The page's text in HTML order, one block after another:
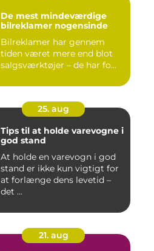
De mest mindeværdige
bilreklamer nogensinde
Bilreklamer har gennem
tiden været mere end blot
salgsværktøjer – de har fo...
25. aug
Tips til at holde varevogne i
god stand
At holde en varevogn i god
stand er ikke kun vigtigt for
at forlænge dens levetid –
det ...
21. aug